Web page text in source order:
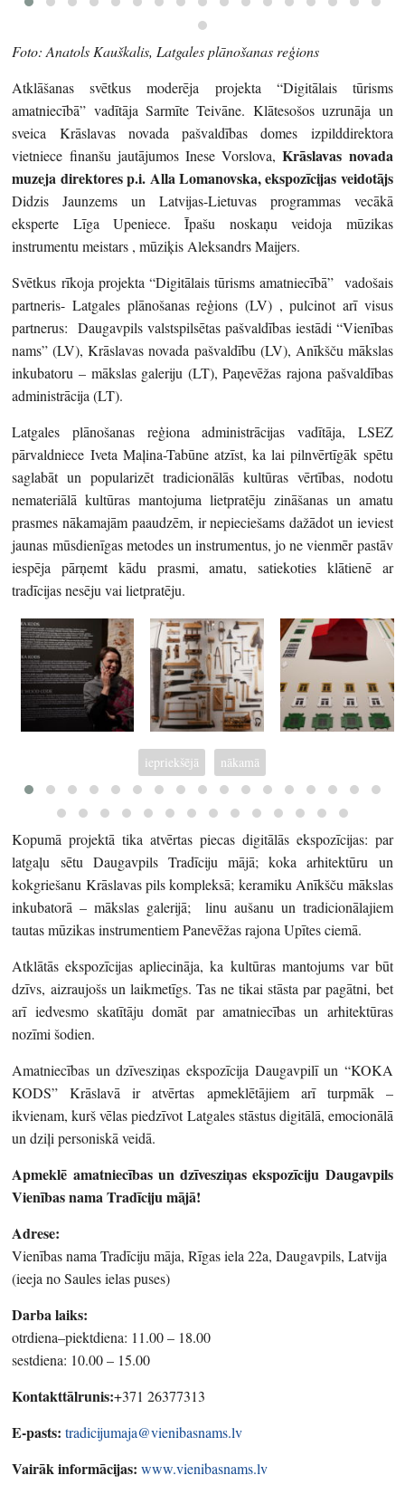
Foto: Anatols Kauškalis, Latgales plānošanas reģions
Atklāšanas svētkus moderēja projekta “Digitālais tūrisms
amatniecībā” vadītāja Sarmīte Teivāne. Klātesošos uzrunāja un
sveica Krāslavas novada pašvaldības domes izpilddirektora
vietniece finanšu jautājumos Inese Vorslova,Krāslavas novada
muzeja direktores p.i. Alla Lomanovska, ekspozīcijas veidotājs
Didzis Jaunzems un Latvijas-Lietuvas programmas vecākā
eksperte Līga Upeniece. Īpašu noskaņu veidoja mūzikas
instrumentu meistars , mūziķis Aleksandrs Maijers.
Svētkus rīkoja projekta “Digitālais tūrisms amatniecībā” vadošais
partneris- Latgales plānošanas reģions (LV) , pulcinot arī visus
partnerus: Daugavpils valstspilsētas pašvaldības iestādi “Vienības
nams” (LV), Krāslavas novada pašvaldību (LV), Anīkšču mākslas
inkubatoru – mākslas galeriju (LT), Paņevēžas rajona pašvaldības
administrācija (LT).
Latgales plānošanas reģiona administrācijas vadītāja, LSEZ
pārvaldniece Iveta Maļina-Tabūne atzīst, ka lai pilnvērtīgāk spētu
saglabāt un popularizēt tradicionālās kultūras vērtības, nodotu
nemateriālā kultūras mantojuma lietpratēju zināšanas un amatu
prasmes nākamajām paaudzēm, ir nepieciešams dažādot un ieviest
jaunas mūsdienīgas metodes un instrumentus, jo ne vienmēr pastāv
iespēja pārņemt kādu prasmi, amatu, satiekoties klātienē ar
tradīcijas nesēju vai lietpratēju.
iepriekšējā nākamā
Kopumā projektā tika atvērtas piecas digitālās ekspozīcijas: par
latgaļu sētu Daugavpils Tradīciju mājā; koka arhitektūru un
kokgriešanu Krāslavas pils kompleksā; keramiku Anīkšču mākslas
inkubatorā – mākslas galerijā; linu aušanu un tradicionālajiem
tautas mūzikas instrumentiem Panevēžas rajona Upītes ciemā.
Atklātās ekspozīcijas apliecināja, ka kultūras mantojums var būt
dzīvs, aizraujošs un laikmetīgs. Tas ne tikai stāsta par pagātni, bet
arī iedvesmo skatītāju domāt par amatniecības un arhitektūras
nozīmi šodien.
Amatniecības un dzīvesziņas ekspozīcija Daugavpilī un “KOKA
KODS” Krāslavā ir atvērtas apmeklētājiem arī turpmāk –
ikvienam, kurš vēlas piedzīvot Latgales stāstus digitālā, emocionālā
un dziļi personiskā veidā.
Apmeklē amatniecības un dzīvesziņas ekspozīciju Daugavpils
Vienības nama Tradīciju mājā!
Adrese:
Vienības nama Tradīciju māja, Rīgas iela 22a, Daugavpils, Latvija
(ieeja no Saules ielas puses)
Darba laiks:
otrdiena–piektdiena: 11.00 – 18.00
sestdiena: 10.00 – 15.00
Kontakttālrunis:+371 26377313
E-pasts: tradicijumaja@vienibasnams.lv
Vairāk informācijas: www.vienibasnams.lv